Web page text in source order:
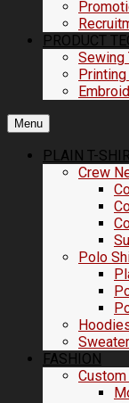
PRODUCT
Sewing
Menu
PLAIN T-
Crew
Polo
FASHION